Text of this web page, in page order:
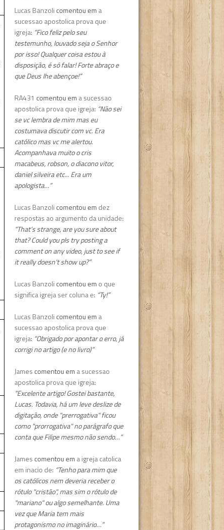
Lucas Banzoli comentou em a
sucessao apostolica prova que
igreja: “Fico feliz pelo seu
testemunho, louvado seja o Senhor
por isso! Qualquer coisa estou à
disposição, é só falar! Forte abraço e
que Deus lhe abençoe!”
RA431 comentou em a sucessao
apostolica prova que igreja: “Não sei
se vc lembra de mim mas eu
costumava discutir com vc. Era
católico mas vc me alertou.
Acompanhava muito o cris
macabeus, robson, o diacono vitor,
daniel silveira etc... Era um
apologista…”
Lucas Banzoli comentou em dez
respostas ao argumento da unidade:
“That’s strange, are you sure about
that? Could you pls try posting a
comment on any video, just to see if
it really doesn't show up?”
Lucas Banzoli comentou em o que
significa igreja ser coluna e: “Ty!”
Lucas Banzoli comentou em a
sucessao apostolica prova que
igreja: “Obrigado por apontar o erro, já
corrigi no artigo (e no livro)”
James comentou em a sucessao
apostolica prova que igreja:
“Excelente artigo! Gostei bastante,
Lucas. Todavia, há um leve deslize de
digitação, onde "prerrogativa" ficou
como "prorrogativa" no parágrafo que
conta que Filipe mesmo não sendo…”
James comentou em a igreja catolica
em inacio de: “Tenho para mim que
os católicos nem deveria receber o
rótulo "cristão", mas sim o rótulo de
"mariano" ou algo semelhante. Uma
vez que Maria tem mais
protagonismo no imaginário…”